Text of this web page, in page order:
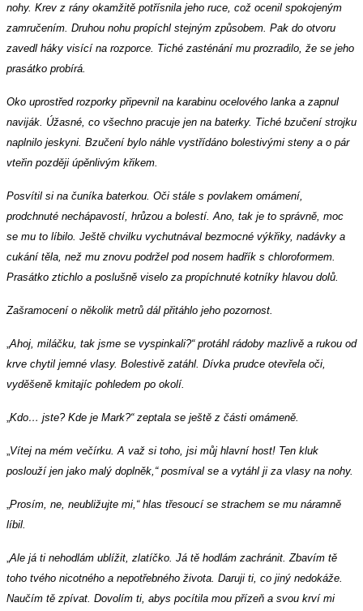
nohy. Krev z rány okamžitě potřísnila jeho ruce, což ocenil spokojeným
zamručením. Druhou nohu propíchl stejným způsobem. Pak do otvoru
zavedl háky visící na rozporce. Tiché zasténání mu prozradilo, že se jeho
prasátko probírá.
Oko uprostřed rozporky připevnil na karabinu ocelového lanka a zapnul
naviják. Úžasné, co všechno pracuje jen na baterky. Tiché bzučení strojku
naplnilo jeskyni. Bzučení bylo náhle vystřídáno bolestivými steny a o pár
vteřin později úpěnlivým křikem.
Posvítil si na čuníka baterkou. Oči stále s povlakem omámení,
prodchnuté nechápavostí, hrůzou a bolestí. Ano, tak je to správně, moc
se mu to líbilo. Ještě chvilku vychutnával bezmocné výkřiky, nadávky a
cukání těla, než mu znovu podržel pod nosem hadřík s chloroformem.
Prasátko ztichlo a poslušně viselo za propíchnuté kotníky hlavou dolů.
Zašramocení o několik metrů dál přitáhlo jeho pozornost.
Ahoj, miláčku, tak jsme se vyspinkali?“ protáhl rádoby mazlivě a rukou od
krve chytil jemné vlasy. Bolestivě zatáhl. Dívka prudce otevřela oči,
vyděšeně kmitajíc pohledem po okolí.
Kdo… jste? Kde je Mark?“ zeptala se ještě z části omámeně.
Vítej na mém večírku. A važ si toho, jsi můj hlavní host! Ten kluk
poslouží jen jako malý doplněk,“ posmíval se a vytáhl ji za vlasy na nohy.
Prosím, ne, neubližujte mi,“ hlas třesoucí se strachem se mu náramně
líbil.
Ale já ti nehodlám ublížit, zlatíčko. Já tě hodlám zachránit. Zbavím tě
toho tvého nicotného a nepotřebného života. Daruji ti, co jiný nedokáže.
Naučím tě zpívat. Dovolím ti, abys pocítila mou přízeň a svou krví mi